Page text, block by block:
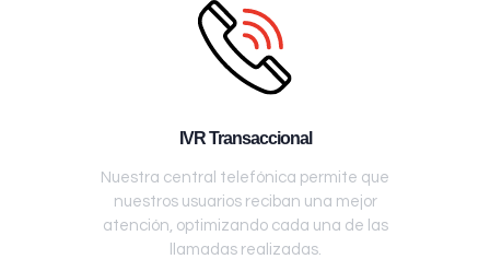
IVR Transaccional
Nuestra central telefónica permite que
nuestros usuarios reciban una mejor
atención, optimizando cada una de las
llamadas realizadas.